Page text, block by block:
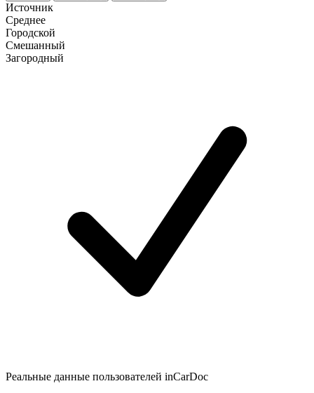
Источник
Среднее
Городской
Смешанный
Загородный
Реальные данные пользователей inCarDoc